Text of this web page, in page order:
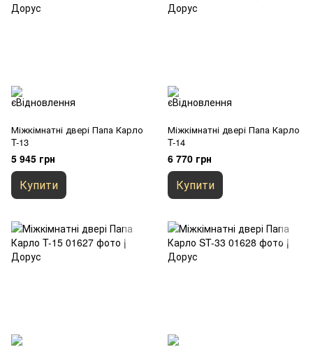
Міжкімнатні двері Папа Карло
T-13
5 945 грн
Купити
Міжкімнатні двері Папа Карло
T-14
6 770 грн
Купити